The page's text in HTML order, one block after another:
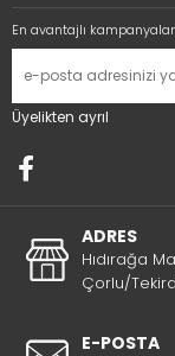
En avantajlı
Üyelikten ayrıl
ADRES
Hıdırağa
Çorlu/
E-POSTA